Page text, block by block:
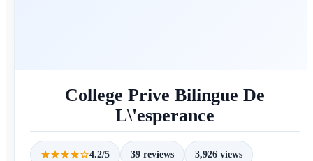
College Prive Bilingue De
L\'esperance
★★★★☆4.2/5 39 reviews 3,926 views